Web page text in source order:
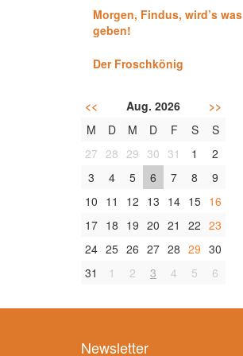
Morgen, Findus, wird’s was
geben!
Der Froschkönig
<< Aug. 2026
>>
M
D M D F S
S
27 28 29 30 31 1
2
3
4 5 6 7 8
9
10 11 12 13 14 15 16
17 18 19 20 21 22 23
24 25 26 27 28 29 30
31
1 2 3 4 5 6
Newsletter